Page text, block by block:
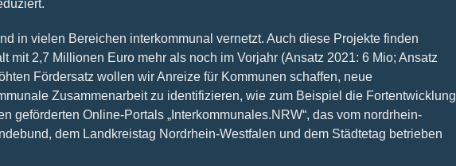
in vielen Bereichen interkommunal vernetzt. Auch diese Projekte finden
mit 2,7 Millionen Euro mehr als noch im Vorjahr (Ansatz 2021: 6 Mio; Ansatz
Fördersatz wollen wir Anreize für Kommunen schaffen, neue
Zusammenarbeit zu identifizieren, wie zum Beispiel die Fortentwicklung
geförderten Online-Portals „Interkommunales.NRW“, das vom nordrhein-
dem Landkreis­tag Nordrhein-Westfalen und dem Städtetag betrieben